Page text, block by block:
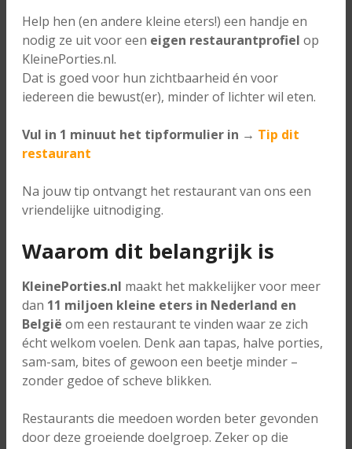
Help hen (en andere kleine eters!) een handje en
nodig ze uit voor een eigen restaurantprofiel op
KleinePorties.nl.
Dat is goed voor hun zichtbaarheid én voor
iedereen die bewust(er), minder of lichter wil eten.
Vul in 1 minuut het tipformulier in → Tip dit
restaurant
Na jouw tip ontvangt het restaurant van ons een
vriendelijke uitnodiging.
Waarom dit belangrijk is
KleinePorties.nl maakt het makkelijker voor meer
dan 11 miljoen kleine eters in Nederland en
België om een restaurant te vinden waar ze zich
écht welkom voelen. Denk aan tapas, halve porties,
sam-sam, bites of gewoon een beetje minder –
zonder gedoe of scheve blikken.
Restaurants die meedoen worden beter gevonden
door deze groeiende doelgroep. Zeker op die